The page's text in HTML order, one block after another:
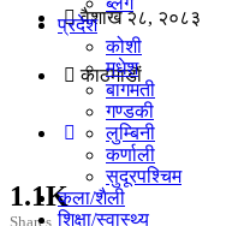
प्रदेश
कोशी
मधेश
बागमती
गण्डकी
लुम्बिनी
कर्णाली
सुदूरपश्चिम
कला/शैली
शिक्षा/स्वास्थ्य
वैशाख २८, २०८३
काठमाडाैं
1.1K
Shares